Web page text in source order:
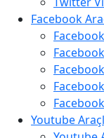
Facebook
Youtube